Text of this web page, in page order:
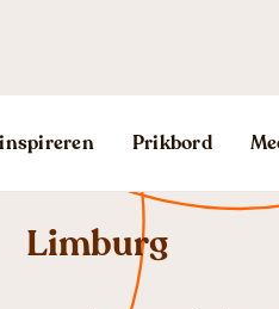
Prikbord
Limburg